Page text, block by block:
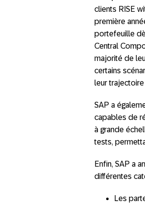
clients RISE
première
portefeuille
Central
majorité de
certains
leur
SAP a
capables de
à grande
tests,
Enfin, SAP a
différentes
Les